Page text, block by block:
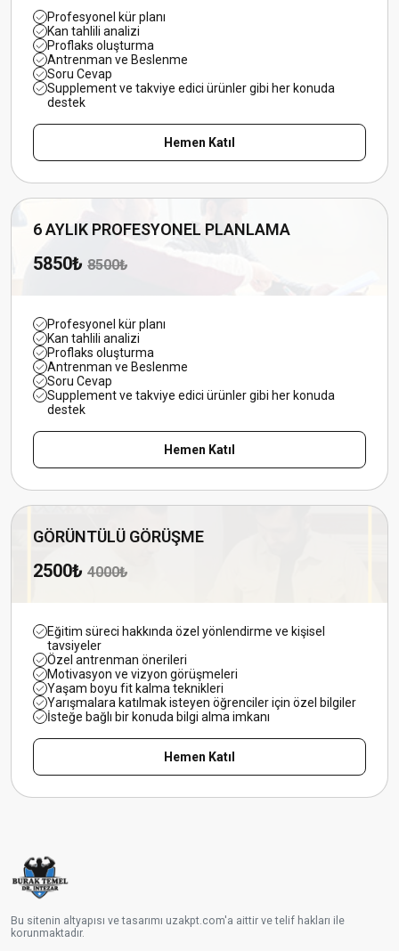
Profesyonel kür planı
Kan tahlili analizi
Proflaks oluşturma
Antrenman ve Beslenme
Soru Cevap
Supplement ve takviye edici ürünler gibi her konuda
destek
Hemen Katıl
6 AYLIK PROFESYONEL PLANLAMA
5850₺ 8500₺
Profesyonel kür planı
Kan tahlili analizi
Proflaks oluşturma
Antrenman ve Beslenme
Soru Cevap
Supplement ve takviye edici ürünler gibi her konuda
destek
Hemen Katıl
GÖRÜNTÜLÜ GÖRÜŞME
2500₺ 4000₺
Eğitim süreci hakkında özel yönlendirme ve kişisel
tavsiyeler
Özel antrenman önerileri
Motivasyon ve vizyon görüşmeleri
Yaşam boyu fit kalma teknikleri
Yarışmalara katılmak isteyen öğrenciler için özel bilgiler
İsteğe bağlı bir konuda bilgi alma imkanı
Hemen Katıl
Bu sitenin altyapısı ve tasarımı uzakpt.com'a aittir ve telif hakları ile
korunmaktadır.